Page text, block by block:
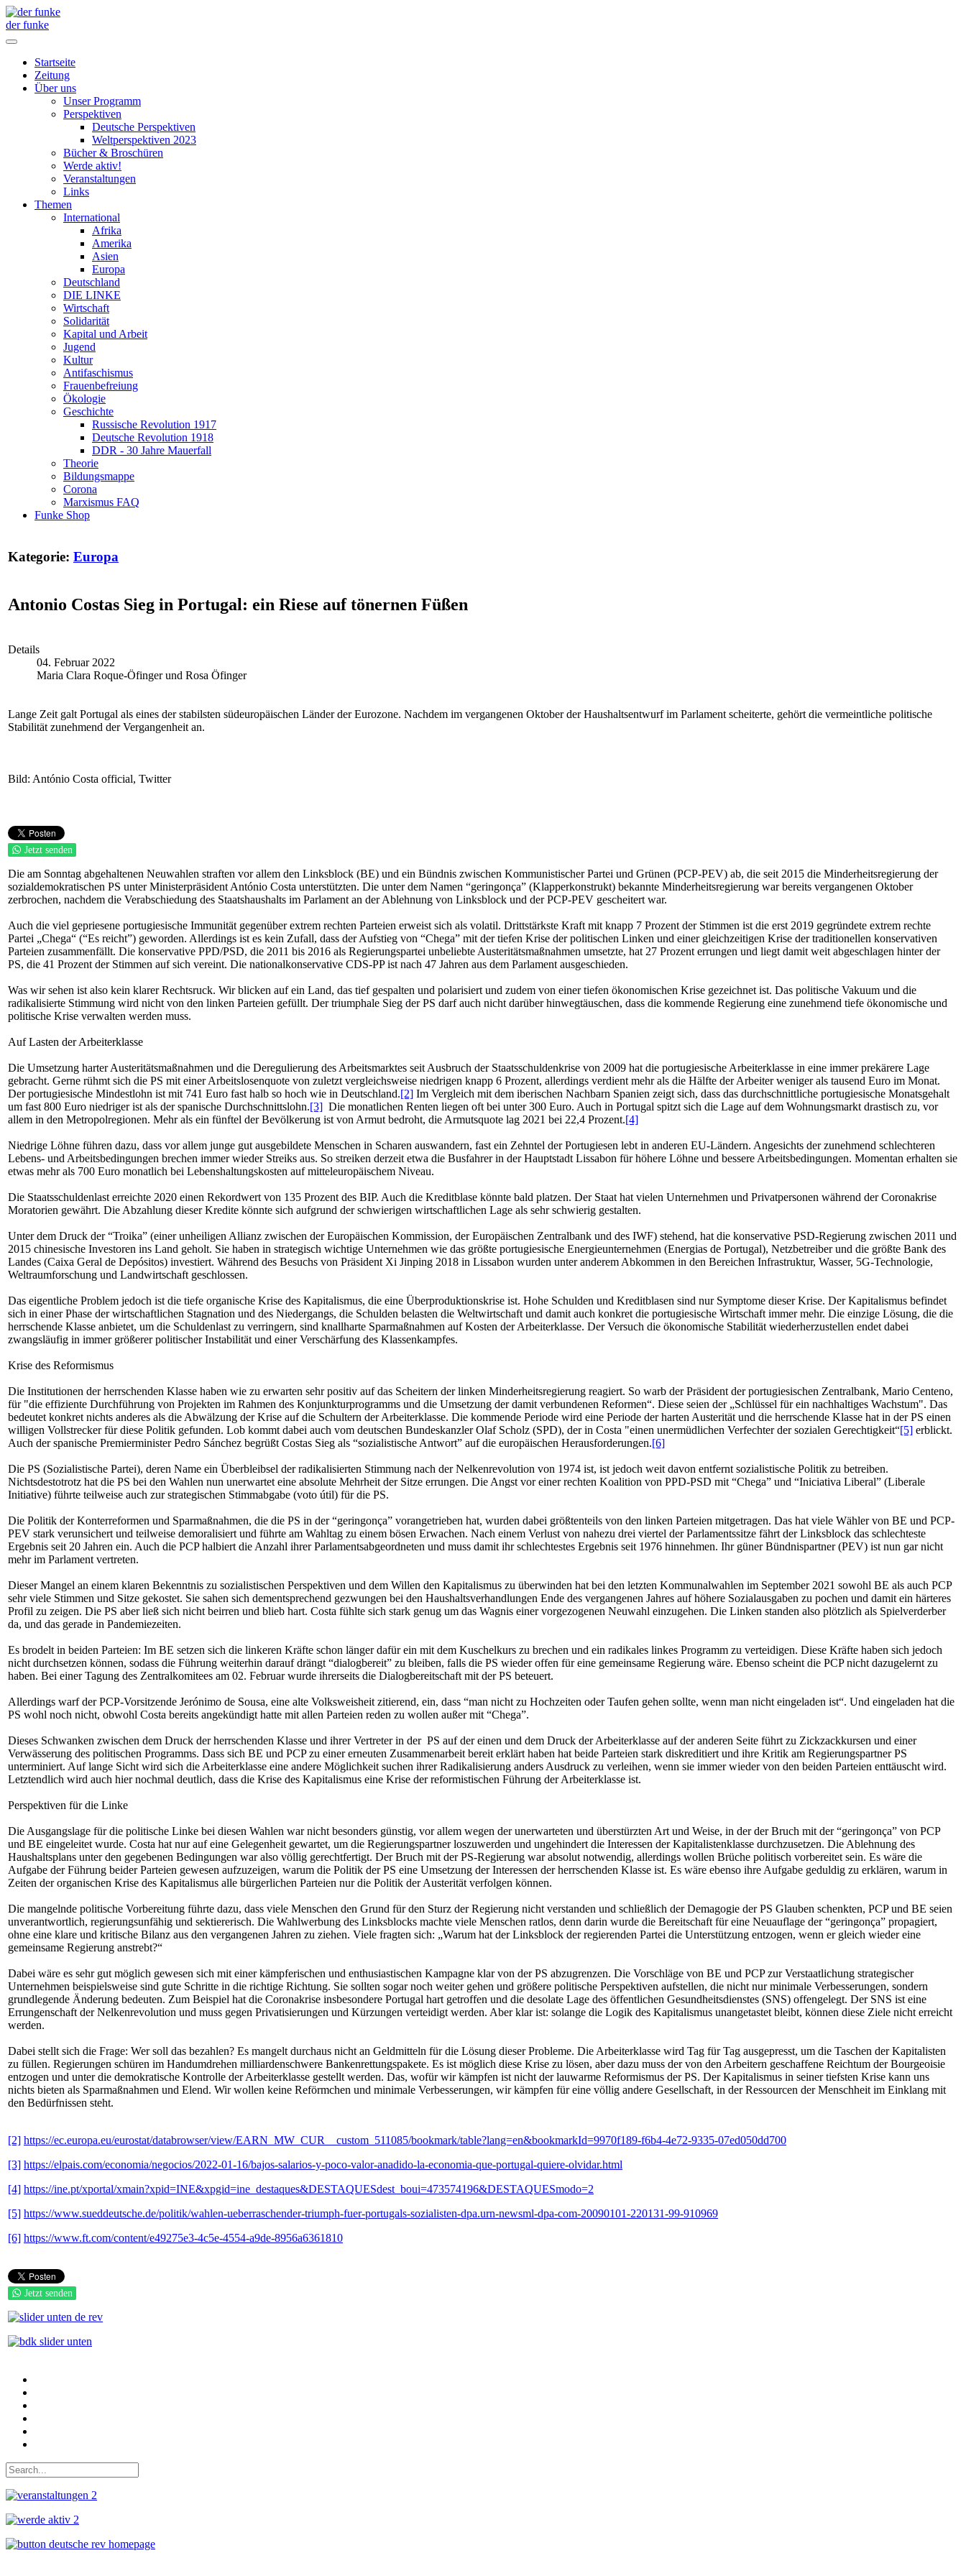
der funke
Startseite
Zeitung
Über uns
Unser Programm
Perspektiven
Deutsche Perspektiven
Weltperspektiven 2023
Bücher & Broschüren
Werde aktiv!
Veranstaltungen
Links
Themen
International
Afrika
Amerika
Asien
Europa
Deutschland
DIE LINKE
Wirtschaft
Solidarität
Kapital und Arbeit
Jugend
Kultur
Antifaschismus
Frauenbefreiung
Ökologie
Geschichte
Russische Revolution 1917
Deutsche Revolution 1918
DDR - 30 Jahre Mauerfall
Theorie
Bildungsmappe
Corona
Marxismus FAQ
Funke Shop
Kategorie: Europa
Antonio Costas Sieg in Portugal: ein Riese auf tönernen Füßen
Details
04. Februar 2022
Maria Clara Roque-Öfinger und Rosa Öfinger
Lange Zeit galt Portugal als eines der stabilsten südeuropäischen Länder der Eurozone. Nachdem im vergangenen Oktober der Haushaltsentwurf im Parlament scheiterte, gehört die vermeintliche politische
Stabilität zunehmend der Vergangenheit an.
Bild: António Costa official, Twitter
Jetzt senden
Die am Sonntag abgehaltenen Neuwahlen straften vor allem den Linksblock (BE) und ein Bündnis zwischen Kommunistischer Partei und Grünen (PCP-PEV) ab, die seit 2015 die Minderheitsregierung der
sozialdemokratischen PS unter Ministerpräsident António Costa unterstützten. Die unter dem Namen “geringonça” (Klapperkonstrukt) bekannte Minderheitsregierung war bereits vergangenen Oktober
zerbrochen, nachdem die Verabschiedung des Staatshaushalts im Parlament an der Ablehnung von Linksblock und der PCP-PEV gescheitert war.
Auch die viel gepriesene portugiesische Immunität gegenüber extrem rechten Parteien erweist sich als volatil. Drittstärkste Kraft mit knapp 7 Prozent der Stimmen ist die erst 2019 gegründete extrem rechte
Partei „Chega“ (“Es reicht”) geworden. Allerdings ist es kein Zufall, dass der Aufstieg von “Chega” mit der tiefen Krise der politischen Linken und einer gleichzeitigen Krise der traditionellen konservativen
Parteien zusammenfällt. Die konservative PPD/PSD, die 2011 bis 2016 als Regierungspartei unbeliebte Austeritätsmaßnahmen umsetzte, hat 27 Prozent errungen und liegt damit weit abgeschlagen hinter der
PS, die 41 Prozent der Stimmen auf sich vereint. Die nationalkonservative CDS-PP ist nach 47 Jahren aus dem Parlament ausgeschieden.
Was wir sehen ist also kein klarer Rechtsruck. Wir blicken auf ein Land, das tief gespalten und polarisiert und zudem von einer tiefen ökonomischen Krise gezeichnet ist. Das politische Vakuum und die
radikalisierte Stimmung wird nicht von den linken Parteien gefüllt. Der triumphale Sieg der PS darf auch nicht darüber hinwegtäuschen, dass die kommende Regierung eine zunehmend tiefe ökonomische und
politische Krise verwalten werden muss.
Auf Lasten der Arbeiterklasse
Die Umsetzung harter Austeritätsmaßnahmen und die Deregulierung des Arbeitsmarktes seit Ausbruch der Staatsschuldenkrise von 2009 hat die portugiesische Arbeiterklasse in eine immer prekärere Lage
gebracht. Gerne rühmt sich die PS mit einer Arbeitslosenquote von zuletzt vergleichsweise niedrigen knapp 6 Prozent, allerdings verdient mehr als die Hälfte der Arbeiter weniger als tausend Euro im Monat.
Der portugiesische Mindestlohn ist mit 741 Euro fast halb so hoch wie in Deutschland.[2] Im Vergleich mit dem iberischen Nachbarn Spanien zeigt sich, dass das durchschnittliche portugiesische Monatsgehalt
um fast 800 Euro niedriger ist als der spanische Durchschnittslohn.[3] Die monatlichen Renten liegen oft bei unter 300 Euro. Auch in Portugal spitzt sich die Lage auf dem Wohnungsmarkt drastisch zu, vor
allem in den Metropolregionen. Mehr als ein fünftel der Bevölkerung ist von Armut bedroht, die Armutsquote lag 2021 bei 22,4 Prozent.[4]
Niedrige Löhne führen dazu, dass vor allem junge gut ausgebildete Menschen in Scharen auswandern, fast ein Zehntel der Portugiesen lebt in anderen EU-Ländern. Angesichts der zunehmend schlechteren
Lebens- und Arbeitsbedingungen brechen immer wieder Streiks aus. So streiken derzeit etwa die Busfahrer in der Hauptstadt Lissabon für höhere Löhne und bessere Arbeitsbedingungen. Momentan erhalten sie
etwas mehr als 700 Euro monatlich bei Lebenshaltungskosten auf mitteleuropäischem Niveau.
Die Staatsschuldenlast erreichte 2020 einen Rekordwert von 135 Prozent des BIP. Auch die Kreditblase könnte bald platzen. Der Staat hat vielen Unternehmen und Privatpersonen während der Coronakrise
Moratorien gewährt. Die Abzahlung dieser Kredite könnte sich aufgrund der schwierigen wirtschaftlichen Lage als sehr schwierig gestalten.
Unter dem Druck der “Troika” (einer unheiligen Allianz zwischen der Europäischen Kommission, der Europäischen Zentralbank und des IWF) stehend, hat die konservative PSD-Regierung zwischen 2011 und
2015 chinesische Investoren ins Land geholt. Sie haben in strategisch wichtige Unternehmen wie das größte portugiesische Energieunternehmen (Energias de Portugal), Netzbetreiber und die größte Bank des
Landes (Caixa Geral de Depósitos) investiert. Während des Besuchs von Präsident Xi Jinping 2018 in Lissabon wurden unter anderem Abkommen in den Bereichen Infrastruktur, Wasser, 5G-Technologie,
Weltraumforschung und Landwirtschaft geschlossen.
Das eigentliche Problem jedoch ist die tiefe organische Krise des Kapitalismus, die eine Überproduktionskrise ist. Hohe Schulden und Kreditblasen sind nur Symptome dieser Krise. Der Kapitalismus befindet
sich in einer Phase der wirtschaftlichen Stagnation und des Niedergangs, die Schulden belasten die Weltwirtschaft und damit auch konkret die portugiesische Wirtschaft immer mehr. Die einzige Lösung, die die
herrschende Klasse anbietet, um die Schuldenlast zu verringern, sind knallharte Sparmaßnahmen auf Kosten der Arbeiterklasse. Der Versuch die ökonomische Stabilität wiederherzustellen endet dabei
zwangsläufig in immer größerer politischer Instabilität und einer Verschärfung des Klassenkampfes.
Krise des Reformismus
Die Institutionen der herrschenden Klasse haben wie zu erwarten sehr positiv auf das Scheitern der linken Minderheitsregierung reagiert. So warb der Präsident der portugiesischen Zentralbank, Mario Centeno,
für "die effiziente Durchführung von Projekten im Rahmen des Konjunkturprogramms und die Umsetzung der damit verbundenen Reformen“. Diese seien der „Schlüssel für ein nachhaltiges Wachstum". Das
bedeutet konkret nichts anderes als die Abwälzung der Krise auf die Schultern der Arbeiterklasse. Die kommende Periode wird eine Periode der harten Austerität und die herrschende Klasse hat in der PS einen
willigen Vollstrecker für diese Politik gefunden. Lob kommt dabei auch vom deutschen Bundeskanzler Olaf Scholz (SPD), der in Costa "einen unermüdlichen Verfechter der sozialen Gerechtigkeit“[5] erblickt.
Auch der spanische Premierminister Pedro Sánchez begrüßt Costas Sieg als “sozialistische Antwort” auf die europäischen Herausforderungen.[6]
Die PS (Sozialistische Partei), deren Name ein Überbleibsel der radikalisierten Stimmung nach der Nelkenrevolution von 1974 ist, ist jedoch weit davon entfernt sozialistische Politik zu betreiben.
Nichtsdestotrotz hat die PS bei den Wahlen nun unerwartet eine absolute Mehrheit der Sitze errungen. Die Angst vor einer rechten Koalition von PPD-PSD mit “Chega” und “Iniciativa Liberal” (Liberale
Initiative) führte teilweise auch zur strategischen Stimmabgabe (voto útil) für die PS.
Die Politik der Konterreformen und Sparmaßnahmen, die die PS in der “geringonça” vorangetrieben hat, wurden dabei größtenteils von den linken Parteien mitgetragen. Das hat viele Wähler von BE und PCP-
PEV stark verunsichert und teilweise demoralisiert und führte am Wahltag zu einem bösen Erwachen. Nach einem Verlust von nahezu drei viertel der Parlamentssitze fährt der Linksblock das schlechteste
Ergebnis seit 20 Jahren ein. Auch die PCP halbiert die Anzahl ihrer Parlamentsabgeordneten und muss damit ihr schlechtestes Ergebnis seit 1976 hinnehmen. Ihr güner Bündnispartner (PEV) ist nun gar nicht
mehr im Parlament vertreten.
Dieser Mangel an einem klaren Bekenntnis zu sozialistischen Perspektiven und dem Willen den Kapitalismus zu überwinden hat bei den letzten Kommunalwahlen im September 2021 sowohl BE als auch PCP
sehr viele Stimmen und Sitze gekostet. Sie sahen sich dementsprechend gezwungen bei den Haushaltsverhandlungen Ende des vergangenen Jahres auf höhere Sozialausgaben zu pochen und damit ein härteres
Profil zu zeigen. Die PS aber ließ sich nicht beirren und blieb hart. Costa fühlte sich stark genug um das Wagnis einer vorgezogenen Neuwahl einzugehen. Die Linken standen also plötzlich als Spielverderber
da, und das gerade in Pandemiezeiten.
Es brodelt in beiden Parteien: Im BE setzen sich die linkeren Kräfte schon länger dafür ein mit dem Kuschelkurs zu brechen und ein radikales linkes Programm zu verteidigen. Diese Kräfte haben sich jedoch
nicht durchsetzen können, sodass die Führung weiterhin darauf drängt “dialogbereit” zu bleiben, falls die PS wieder offen für eine gemeinsame Regierung wäre. Ebenso scheint die PCP nicht dazugelernt zu
haben. Bei einer Tagung des Zentralkomitees am 02. Februar wurde ihrerseits die Dialogbereitschaft mit der PS beteuert.
Allerdings warf der PCP-Vorsitzende Jerónimo de Sousa, eine alte Volksweisheit zitierend, ein, dass “man nicht zu Hochzeiten oder Taufen gehen sollte, wenn man nicht eingeladen ist“. Und eingeladen hat die
PS wohl noch nicht, obwohl Costa bereits angekündigt hatte mit allen Parteien reden zu wollen außer mit “Chega”.
Dieses Schwanken zwischen dem Druck der herrschenden Klasse und ihrer Vertreter in der PS auf der einen und dem Druck der Arbeiterklasse auf der anderen Seite führt zu Zickzackkursen und einer
Verwässerung des politischen Programms. Dass sich BE und PCP zu einer erneuten Zusammenarbeit bereit erklärt haben hat beide Parteien stark diskreditiert und ihre Kritik am Regierungspartner PS
unterminiert. Auf lange Sicht wird sich die Arbeiterklasse eine andere Möglichkeit suchen ihrer Radikalisierung anders Ausdruck zu verleihen, wenn sie immer wieder von den beiden Parteien enttäuscht wird.
Letztendlich wird auch hier nochmal deutlich, dass die Krise des Kapitalismus eine Krise der reformistischen Führung der Arbeiterklasse ist.
Perspektiven für die Linke
Die Ausgangslage für die politische Linke bei diesen Wahlen war nicht besonders günstig, vor allem wegen der unerwarteten und überstürzten Art und Weise, in der der Bruch mit der “geringonça” von PCP
und BE eingeleitet wurde. Costa hat nur auf eine Gelegenheit gewartet, um die Regierungspartner loszuwerden und ungehindert die Interessen der Kapitalistenklasse durchzusetzen. Die Ablehnung des
Haushaltsplans unter den gegebenen Bedingungen war also völlig gerechtfertigt. Der Bruch mit der PS-Regierung war absolut notwendig, allerdings wollen Brüche politisch vorbereitet sein. Es wäre die
Aufgabe der Führung beider Parteien gewesen aufzuzeigen, warum die Politik der PS eine Umsetzung der Interessen der herrschenden Klasse ist. Es wäre ebenso ihre Aufgabe geduldig zu erklären, warum in
Zeiten der organischen Krise des Kapitalismus alle bürgerlichen Parteien nur die Politik der Austerität verfolgen können.
Die mangelnde politische Vorbereitung führte dazu, dass viele Menschen den Grund für den Sturz der Regierung nicht verstanden und schließlich der Demagogie der PS Glauben schenkten, PCP und BE seien
unverantwortlich, regierungsunfähig und sektiererisch. Die Wahlwerbung des Linksblocks machte viele Menschen ratlos, denn darin wurde die Bereitschaft für eine Neuauflage der “geringonça” propagiert,
ohne eine klare und kritische Bilanz aus den vergangenen Jahren zu ziehen. Viele fragten sich: „Warum hat der Linksblock der regierenden Partei die Unterstützung entzogen, wenn er gleich wieder eine
gemeinsame Regierung anstrebt?“
Dabei wäre es sehr gut möglich gewesen sich mit einer kämpferischen und enthusiastischen Kampagne klar von der PS abzugrenzen. Die Vorschläge von BE und PCP zur Verstaatlichung strategischer
Unternehmen beispielsweise sind gute Schritte in die richtige Richtung. Sie sollten sogar noch weiter gehen und größere politische Perspektiven aufstellen, die nicht nur minimale Verbesserungen, sondern
grundlegende Änderung bedeuten. Zum Beispiel hat die Coronakrise insbesondere Portugal hart getroffen und die desolate Lage des öffentlichen Gesundheitsdienstes (SNS) offengelegt. Der SNS ist eine
Errungenschaft der Nelkenrevolution und muss gegen Privatisierungen und Kürzungen verteidigt werden. Aber klar ist: solange die Logik des Kapitalismus unangetastet bleibt, können diese Ziele nicht erreicht
werden.
Dabei stellt sich die Frage: Wer soll das bezahlen? Es mangelt durchaus nicht an Geldmitteln für die Lösung dieser Probleme. Die Arbeiterklasse wird Tag für Tag ausgepresst, um die Taschen der Kapitalisten
zu füllen. Regierungen schüren im Handumdrehen milliardenschwere Bankenrettungspakete. Es ist möglich diese Krise zu lösen, aber dazu muss der von den Arbeitern geschaffene Reichtum der Bourgeoisie
entzogen und unter die demokratische Kontrolle der Arbeiterklasse gestellt werden. Das, wofür wir kämpfen ist nicht der lauwarme Reformismus der PS. Der Kapitalismus in seiner tiefsten Krise kann uns
nichts bieten als Sparmaßnahmen und Elend. Wir wollen keine Reförmchen und minimale Verbesserungen, wir kämpfen für eine völlig andere Gesellschaft, in der Ressourcen der Menschheit im Einklang mit
den Bedürfnissen steht.
[2] https://ec.europa.eu/eurostat/databrowser/view/EARN_MW_CUR__custom_511085/bookmark/table?lang=en&bookmarkId=9970f189-f6b4-4e72-9335-07ed050dd700
[3] https://elpais.com/economia/negocios/2022-01-16/bajos-salarios-y-poco-valor-anadido-la-economia-que-portugal-quiere-olvidar.html
[4] https://ine.pt/xportal/xmain?xpid=INE&xpgid=ine_destaques&DESTAQUESdest_boui=473574196&DESTAQUESmodo=2
[5] https://www.sueddeutsche.de/politik/wahlen-ueberraschender-triumph-fuer-portugals-sozialisten-dpa.urn-newsml-dpa-com-20090101-220131-99-910969
[6] https://www.ft.com/content/e49275e3-4c5e-4554-a9de-8956a6361810
Jetzt senden